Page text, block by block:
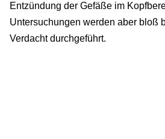
Entzündung der Gefäße im
Untersuchungen werden aber bloß
Verdacht durchgeführt.